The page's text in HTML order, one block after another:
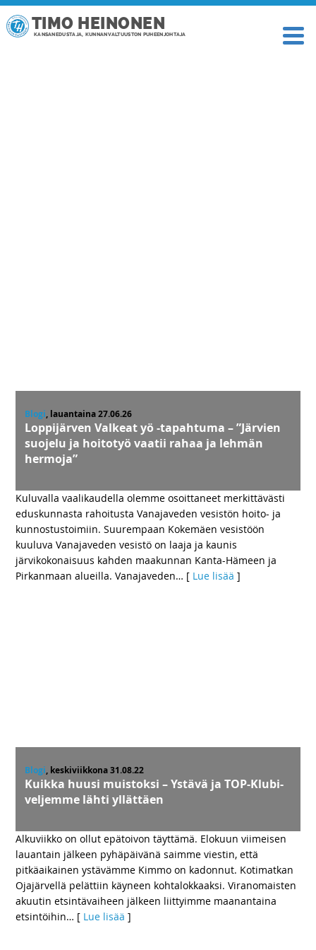
TIMO HEINONEN
KANSANEDUSTAJA, KUNNANVALTUUSTON PUHEENJOHTAJA
Blogi, lauantaina 27.06.26
Loppijärven Valkeat yö -tapahtuma – ”Järvien
suojelu ja hoitotyö vaatii rahaa ja lehmän
hermoja”
Kuluvalla vaalikaudella olemme osoittaneet merkittävästi
eduskunnasta rahoitusta Vanajaveden vesistön hoito- ja
kunnostustoimiin. Suurempaan Kokemäen vesistöön
kuuluva Vanajaveden vesistö on laaja ja kaunis
järvikokonaisuus kahden maakunnan Kanta-Hämeen ja
Pirkanmaan alueilla. Vanajaveden… [ Lue lisää ]
Blogi, keskiviikkona 31.08.22
Kuikka huusi muistoksi – Ystävä ja TOP-Klubi-
veljemme lähti yllättäen
Alkuviikko on ollut epätoivon täyttämä. Elokuun viimeisen
lauantain jälkeen pyhäpäivänä saimme viestin, että
pitkäaikainen ystävämme Kimmo on kadonnut. Kotimatkan
Ojajärvellä pelättiin käyneen kohtalokkaaksi. Viranomaisten
akuutin etsintävaiheen jälkeen liittyimme maanantaina
etsintöihin… [ Lue lisää ]